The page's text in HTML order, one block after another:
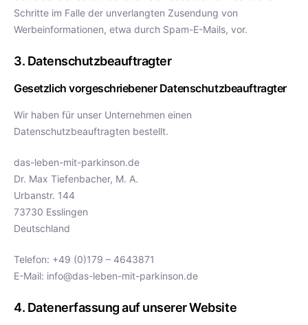
Schritte im Falle der unverlangten Zusendung von
Werbeinformationen, etwa durch Spam-E-Mails, vor.
3. Datenschutzbeauftragter
Gesetzlich vorgeschriebener Datenschutzbeauftragter
Wir haben für unser Unternehmen einen
Datenschutzbeauftragten bestellt.
das-leben-mit-parkinson.de
Dr. Max Tiefenbacher, M. A.
Urbanstr. 144
73730 Esslingen
Deutschland
Telefon: +49 (0)179 – 4643871
E-Mail: info@das-leben-mit-parkinson.de
4. Datenerfassung auf unserer Website